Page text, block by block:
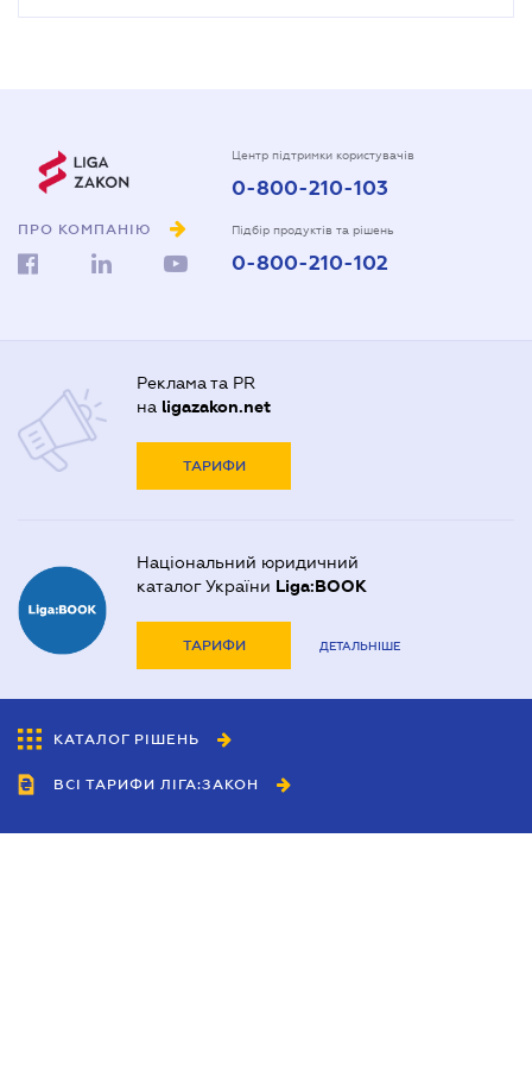
ПРО КОМПАНІЮ
Центр підтримки користувачів
0-800-210-103
Підбір продуктів та рішень
0-800-210-102
Реклама та PR
на ligazakon.net
ТАРИФИ
Національний юридичний
каталог України Liga:BOOK
ТАРИФИ ДЕТАЛЬНІШЕ
КАТАЛОГ РІШЕНЬ
ВСІ ТАРИФИ ЛІГА:ЗАКОН